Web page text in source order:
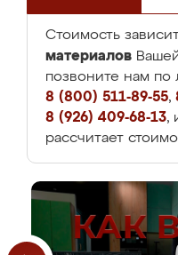
Стоимость
материалов
позвоните нам
8 (800) 511-89-55,
8 (926) 409-68-13,
рассчитает